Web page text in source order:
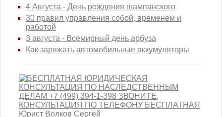
4 Августа - День рождения шампанского
30 правил управления собой, временем и
работой
3 августа - Всемирный день арбуза
Как заряжать автомобильные аккумуляторы